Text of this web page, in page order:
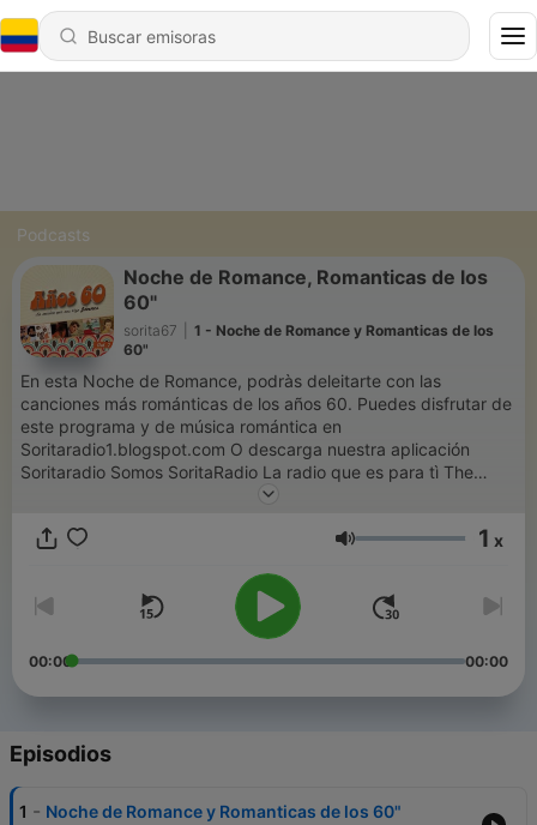
Podcasts
Noche de Romance, Romanticas de los
60"
sorita67
1 - Noche de Romance y Romanticas de los
60"
En esta Noche de Romance, podràs deleitarte con las
canciones más románticas de los años 60. Puedes disfrutar de
este programa y de música romántica en
Soritaradio1.blogspot.com O descarga nuestra aplicación
Soritaradio Somos SoritaRadio La radio que es para tì The
Volumen 1 x
00:00 00:00
Episodios
1 - Noche de Romance y Romanticas de los 60"